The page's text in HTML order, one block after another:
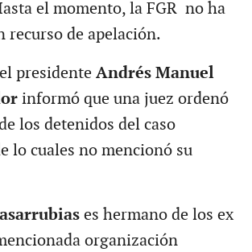
el momento, la FGR no ha
recurso de apelación.
presidenteAndrés Manuel
informó que una juez ordenó
los detenidos del caso
lo cuales no mencionó su
es hermano de los ex
organización